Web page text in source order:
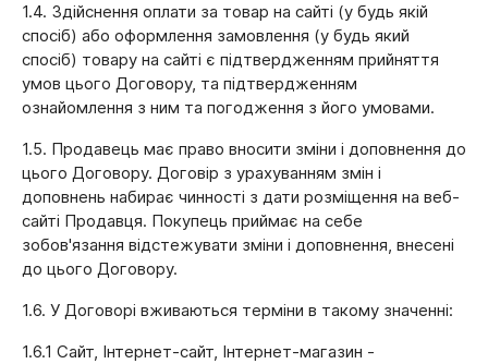
1.4. Здійснення оплати за товар на сайті (у будь якій
спосіб) або оформлення замовлення (у будь який
спосіб) товару на сайті є підтвердженням прийняття
умов цього Договору, та підтвердженням
ознайомлення з ним та погодження з його умовами.
1.5. Продавець має право вносити зміни і доповнення до
цього Договору. Договір з урахуванням змін і
доповнень набирає чинності з дати розміщення на веб-
сайті Продавця. Покупець приймає на себе
зобов'язання відстежувати зміни і доповнення, внесені
до цього Договору.
1.6. У Договорі вживаються терміни в такому значенні:
1.6.1 Сайт, Інтернет-сайт, Інтернет-магазин -